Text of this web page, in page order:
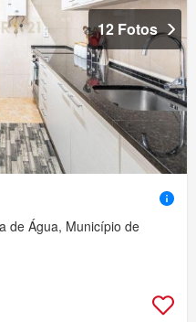
12 Fotos
de Água, Município de